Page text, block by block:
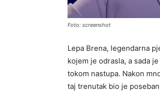
Foto: screenshot
Lepa Brena, legendarna
kojem je odrasla, a sada
tokom nastupa. Nakon
taj trenutak bio je